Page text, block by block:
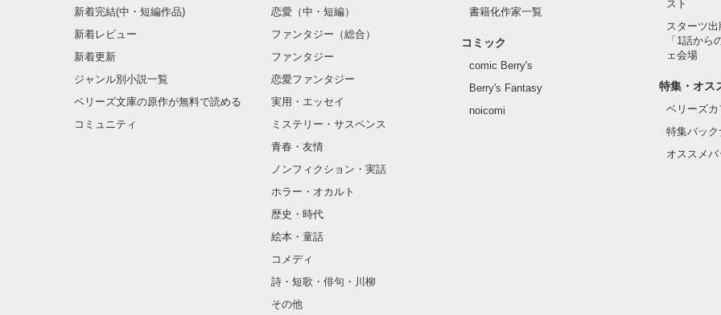
新着完結(中・短編作品)
新着レビュー
新着更新
ジャンル別小説一覧
ベリーズ文庫の原作が無料で読める
コミュニティ
恋愛（中・短編）
ファンタジー（総合）
ファンタジー
恋愛ファンタジー
実用・エッセイ
ミステリー・サスペンス
青春・友情
ノンフィクション・実話
ホラー・オカルト
歴史・時代
絵本・童話
コメディ
詩・短歌・俳句・川柳
その他
書籍化作家一覧
コミック
comic Berry's
Berry's Fantasy
noicomi
スト
スターツ
「1話から
ェ会場
特集・オス
ベリーズ
特集バック
オススメ